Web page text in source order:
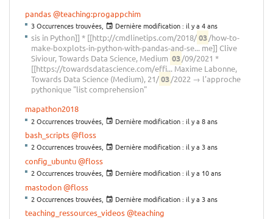
pandas@teaching:progappchim
3 Occurrences trouvées, Dernière modification : il y a 4 ans
sis in Python]] * [[http://cmdlinetips.com/2018/03 /how-to-
make-boxplots-in-python-with-pandas-and-se... me]] Clive
Siviour, Towards Data Science, Medium 03 /09/2021 *
[[https://towardsdatascience.com/effi... Maxime Labonne,
Towards Data Science (Medium), 21/03 /2022 → l'approche
pythonique "list comprehension"
mapathon2018
2 Occurrences trouvées, Dernière modification : il y a 8 ans
bash_scripts@floss
2 Occurrences trouvées, Dernière modification : il y a 3 ans
config_ubuntu@floss
2 Occurrences trouvées, Dernière modification : il y a 10 ans
mastodon@floss
2 Occurrences trouvées, Dernière modification : il y a 3 ans
teaching_ressources_videos@teaching